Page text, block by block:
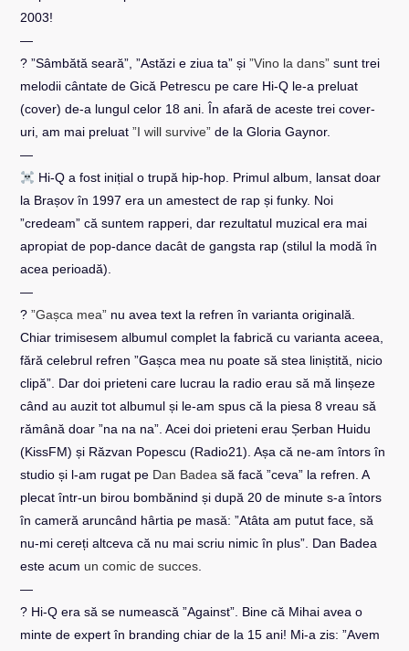
2003!
—
? ”Sâmbătă seară”, ”Astăzi e ziua ta” și”Vino la dans” sunt trei
melodii cântate de Gică Petrescu pe care Hi-Q le-a preluat
(cover) de-a lungul celor 18 ani. În afară de aceste trei cover-
uri, am mai preluat”I will survive” de la Gloria Gaynor.
—
Hi-Q a fost inițial o trupă hip-hop. Primul album, lansat doar
la Brașov în 1997 era un amestect de rap și funky. Noi
”credeam” că suntem rapperi, dar rezultatul muzical era mai
apropiat de pop-dance dacât de gangsta rap (stilul la modă în
acea perioadă).
—
?”Gașca mea” nu avea text la refren în varianta originală.
Chiar trimisesem albumul complet la fabrică cu varianta aceea,
fără celebrul refren ”Gașca mea nu poate să stea liniștită, nicio
clipă”. Dar doi prieteni care lucrau la radio erau să mă linșeze
când au auzit tot albumul și le-am spus că la piesa 8 vreau să
rămână doar ”na na na”. Acei doi prieteni erau Șerban Huidu
(KissFM) și Răzvan Popescu (Radio21). Așa că ne-am întors în
studio și l-am rugat pe Dan Badea să facă ”ceva” la refren. A
plecat într-un birou bombănind și după 20 de minute s-a întors
în cameră aruncând hârtia pe masă: ”Atâta am putut face, să
nu-mi cereți altceva că nu mai scriu nimic în plus”. Dan Badea
este acum un comic de succes.
—
? Hi-Q era să se numească ”Against”. Bine că Mihai avea o
minte de expert în branding chiar de la 15 ani! Mi-a zis: ”Avem